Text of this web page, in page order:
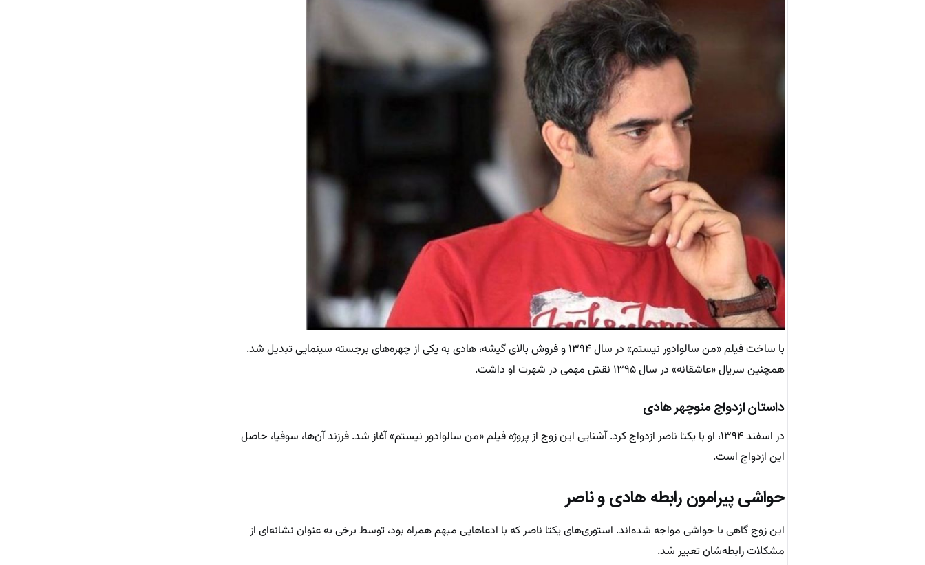
با ساخت فیلم «من سالوادور نیستم» در سال ۱۳۹۴ و فروش بالای گیشه، هادی به یکی از چهره‌های برجسته سینمایی تبدیل شد.
همچنین سریال «عاشقانه» در سال ۱۳۹۵ نقش مهمی در شهرت او داشت.
داستان ازدواج منوچهر هادی
در اسفند ۱۳۹۴، او با یکتا ناصر ازدواج کرد. آشنایی این زوج از پروژه فیلم «من سالوادور نیستم» آغاز شد. فرزند آن‌ها، سوفیا، حاصل
این ازدواج است.
حواشی پیرامون رابطه هادی و ناصر
این زوج گاهی با حواشی مواجه شده‌اند. استوری‌های یکتا ناصر که با ادعاهایی مبهم همراه بود، توسط برخی به عنوان نشانه‌ای از
مشکلات رابطه‌شان تعبیر شد.